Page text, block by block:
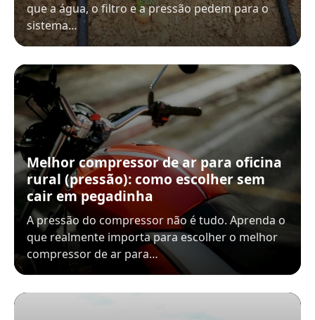
que a água, o filtro e a pressão pedem para o
sistema…
Melhor compressor de ar para oficina
rural (pressão): como escolher sem
cair em pegadinha
A pressão do compressor não é tudo. Aprenda o
que realmente importa para escolher o melhor
compressor de ar para…